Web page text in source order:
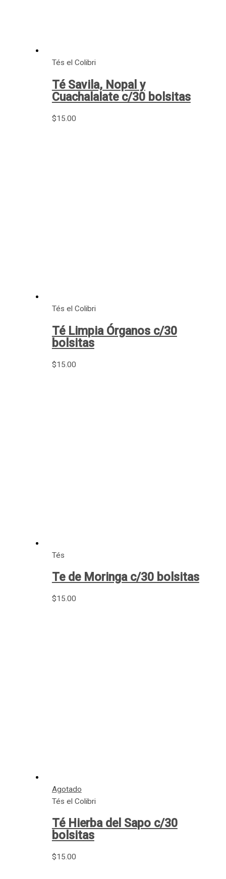
Tés el Colibri
Té Savila, Nopal y
Cuachalalate c/30 bolsitas
$15.00
Tés el Colibri
Té Limpia Órganos c/30
bolsitas
$15.00
Tés
Te de Moringa c/30 bolsitas
$15.00
Agotado
Tés el Colibri
Té Hierba del Sapo c/30
bolsitas
$15.00